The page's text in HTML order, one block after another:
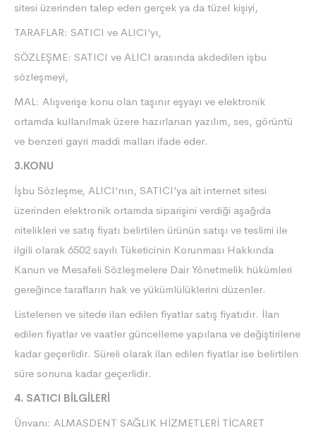
sitesi üzerinden talep eden gerçek ya da tüzel kişiyi,
TARAFLAR: SATICI ve ALICI’yı,
SÖZLEŞME: SATICI ve ALICI arasında akdedilen işbu
sözleşmeyi,
MAL: Alışverişe konu olan taşınır eşyayı ve elektronik
ortamda kullanılmak üzere hazırlanan yazılım, ses, görüntü
ve benzeri gayri maddi malları ifade eder.
3.KONU
İşbu Sözleşme, ALICI’nın, SATICI’ya ait internet sitesi
üzerinden elektronik ortamda siparişini verdiği aşağıda
nitelikleri ve satış fiyatı belirtilen ürünün satışı ve teslimi ile
ilgili olarak 6502 sayılı Tüketicinin Korunması Hakkında
Kanun ve Mesafeli Sözleşmelere Dair Yönetmelik hükümleri
gereğince tarafların hak ve yükümlülüklerini düzenler.
Listelenen ve sitede ilan edilen fiyatlar satış fiyatıdır. İlan
edilen fiyatlar ve vaatler güncelleme yapılana ve değiştirilene
kadar geçerlidir. Süreli olarak ilan edilen fiyatlar ise belirtilen
süre sonuna kadar geçerlidir.
4. SATICI BİLGİLERİ
Ünvanı: ALMASDENT SAĞLIK HİZMETLERİ TİCARET